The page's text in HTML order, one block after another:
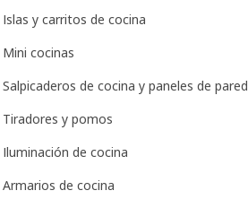
Islas y carritos de cocina
Mini cocinas
Salpicaderos de cocina y paneles de pared
Tiradores y pomos
Iluminación de cocina
Armarios de cocina